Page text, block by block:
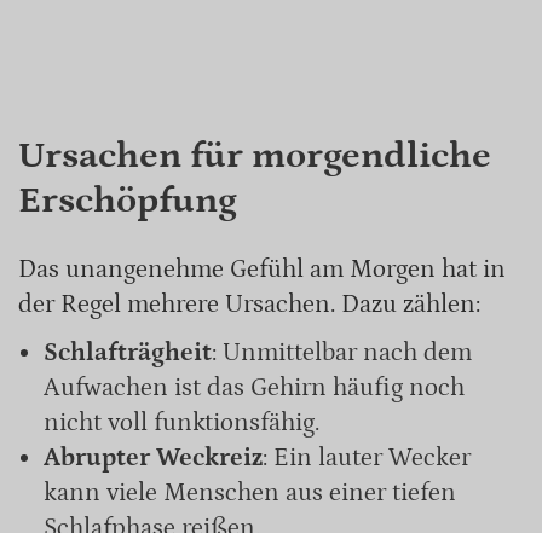
Ursachen für morgendliche
Erschöpfung
Das unangenehme Gefühl am Morgen hat in
der Regel mehrere Ursachen. Dazu zählen:
Schlafträgheit: Unmittelbar nach dem
Aufwachen ist das Gehirn häufig noch
nicht voll funktionsfähig.
Abrupter Weckreiz: Ein lauter Wecker
kann viele Menschen aus einer tiefen